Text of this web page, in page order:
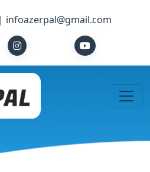
infoazerpal@gmail.com